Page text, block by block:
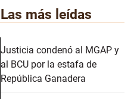
Las más leídas
Justicia condenó al MGAP y
al BCU por la estafa de
República Ganadera